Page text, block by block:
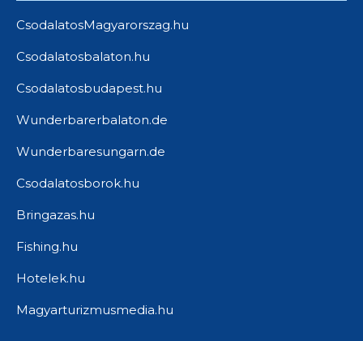
CsodalatosMagyarorszag.hu
Csodalatosbalaton.hu
Csodalatosbudapest.hu
Wunderbarerbalaton.de
Wunderbaresungarn.de
Csodalatosborok.hu
Bringazas.hu
Fishing.hu
Hotelek.hu
Magyarturizmusmedia.hu